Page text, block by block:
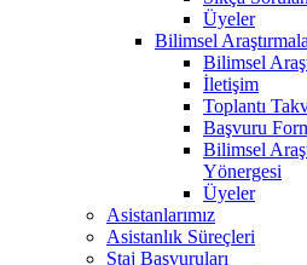
Üyeler
Bilimsel
Bilimsel
İletişim
Toplantı
Başvuru
Bilimsel
Yönergesi
Üyeler
Asistanlarımız
Asistanlık Süreçleri
Staj Başvuruları